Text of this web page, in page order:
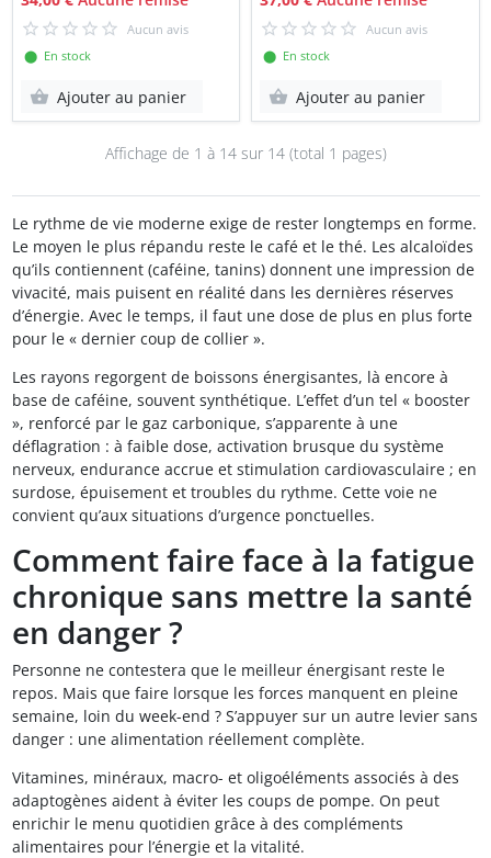
Aucun avis
⬤ En stock
Ajouter au panier
Aucun avis
⬤ En stock
Ajouter au panier
Affichage de 1 à 14sur 14 (total 1 pages)
Le rythme de vie moderne exige de rester longtemps en forme.
Le moyen le plus répandu reste le café et le thé. Les alcaloïdes
qu’ils contiennent (caféine, tanins) donnent une impression de
vivacité, mais puisent en réalité dans les dernières réserves
d’énergie. Avec le temps, il faut une dose de plus en plus forte
pour le « dernier coup de collier ».
Les rayons regorgent de boissons énergisantes, là encore à
base de caféine, souvent synthétique. L’effet d’un tel « booster
», renforcé par le gaz carbonique, s’apparente à une
déflagration : à faible dose, activation brusque du système
nerveux, endurance accrue et stimulation cardiovasculaire ; en
surdose, épuisement et troubles du rythme. Cette voie ne
convient qu’aux situations d’urgence ponctuelles.
Comment faire face à la fatigue
chronique sans mettre la santé
en danger ?
Personne ne contestera que le meilleur énergisant reste le
repos. Mais que faire lorsque les forces manquent en pleine
semaine, loin du week-end ? S’appuyer sur un autre levier sans
danger : une alimentation réellement complète.
Vitamines, minéraux, macro- et oligoéléments associés à des
adaptogènes aident à éviter les coups de pompe. On peut
enrichir le menu quotidien grâce à des compléments
alimentaires pour l’énergie et la vitalité.